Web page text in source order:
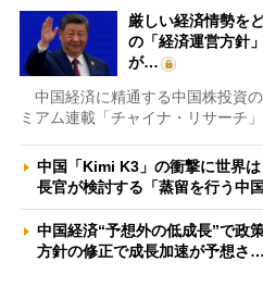
厳しい経済情勢を
の「経済運営方針
が…
中国経済に精通する中国株投資
ミアム連載「チャイナ・リサーチ
中国「Kimi K3」の衝撃に世界
長官が検討する「蒸留を行う中
中国経済“予想外の低成長”で
方針の修正で成長加速が予想さ…